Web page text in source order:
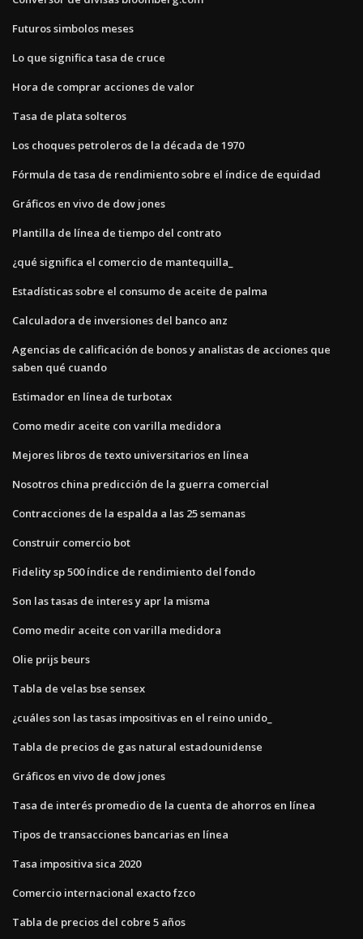
Futuros simbolos meses
Lo que significa tasa de cruce
Hora de comprar acciones de valor
Tasa de plata solteros
Los choques petroleros de la década de 1970
Fórmula de tasa de rendimiento sobre el índice de equidad
Gráficos en vivo de dow jones
Plantilla de línea de tiempo del contrato
¿qué significa el comercio de mantequilla_
Estadísticas sobre el consumo de aceite de palma
Calculadora de inversiones del banco anz
Agencias de calificación de bonos y analistas de acciones que
saben qué cuando
Estimador en línea de turbotax
Como medir aceite con varilla medidora
Mejores libros de texto universitarios en línea
Nosotros china predicción de la guerra comercial
Contracciones de la espalda a las 25 semanas
Construir comercio bot
Fidelity sp 500 índice de rendimiento del fondo
Son las tasas de interes y apr la misma
Como medir aceite con varilla medidora
Olie prijs beurs
Tabla de velas bse sensex
¿cuáles son las tasas impositivas en el reino unido_
Tabla de precios de gas natural estadounidense
Gráficos en vivo de dow jones
Tasa de interés promedio de la cuenta de ahorros en línea
Tipos de transacciones bancarias en línea
Tasa impositiva sica 2020
Comercio internacional exacto fzco
Tabla de precios del cobre 5 años